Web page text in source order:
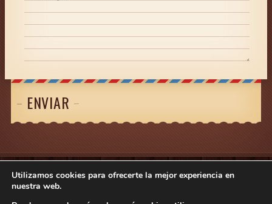
ENVIAR
Centro Paloma MariscalNota legal -Política de
Utilizamos cookies para ofrecerte la mejor experiencia en
nuestra web.